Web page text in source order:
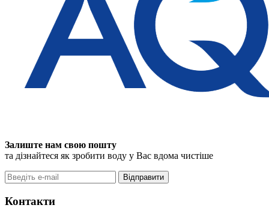
Залиште нам свою пошту
та дізнайтеся як зробити воду у Вас вдома чистіше
Відправити
Контакти